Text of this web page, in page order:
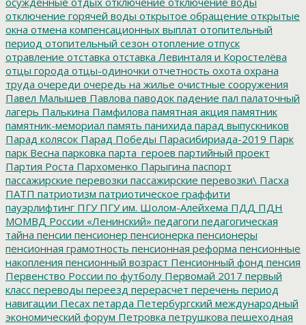
отключение горячей воды открытое обращение открытые
окна отмена компенсационных выплат отопительный
период отопительный сезон отопление отпуск
отравление отставка отставка Левинталя и Коростелёва
отцы города отцы-одиночки отчетность охота охрана
труда очереди очередь на жилье очистные сооружения
Павел Малышев Павлова паводок падение пал палаточный
лагерь Палькина Памфилова памятная акция памятник
памятник-мемориал память панихида парад выпускников
Парад колясок Парад Победы Парасибириада-2019 Парк
парк Весна парковка парта_героев партийный проект
Партия Роста Пархоменко Парыгина паспорт
пассажирские перевозки пассажирские перевозки\ Пасха
ПАТП патриотизм патриотическое граффити
пауэрлифтинг ПГУПГУ им. Шолом-Алейхема ПДД ПДН
МОМВД России «Ленинский» педагоги педагогическая
тайна пенсии пенсионер пенсионерка пенсионеры
пенсионная грамотность пенсионная реформа пенсионные
накопления пенсионный возраст Пенсионный фонд пенсия
Первенство России по футболу Первомай 2017 первый
класс переводы переезд перерасчет перечень период
навигации Песах петарда Петербургский международный
экономический форум Петровка петрушкова пешеходная